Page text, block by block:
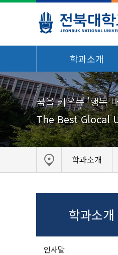
학과소개
꿈을 키우는 '행복
The Best Glocal
학과소개
학과소개
인사말